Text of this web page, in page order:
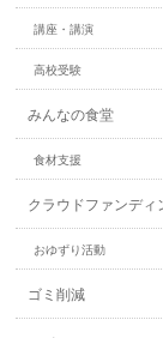
講座・講演
高校受験
みんなの食堂
食材支援
クラウドファンディ
おゆずり活動
ゴミ削減